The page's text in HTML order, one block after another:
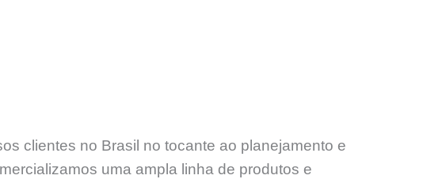
clientes no Brasil no tocante ao planejamento e
uma ampla linha de produtos e